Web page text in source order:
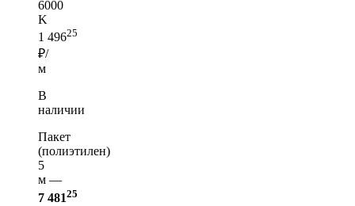
6000
K
1 49625
₽/
м
В
наличии
Пакет
(полиэтилен)
5
м —
7 48125